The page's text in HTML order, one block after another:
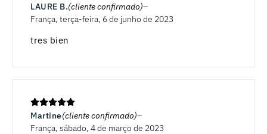
LAURE B.(cliente confirmado)
França, terça-feira, 6 de junho de 2023
tres bien
Martine(cliente confirmado)
França, sábado, 4 de março de 2023